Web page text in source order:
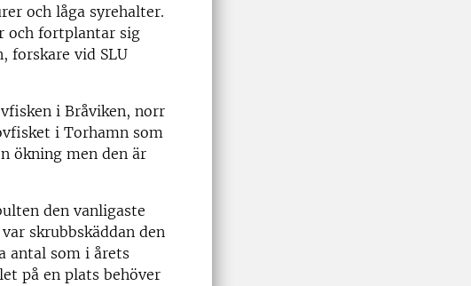
och låga syrehalter.
och fortplantar sig
forskare vid SLU
i Bråviken, norr
i Torhamn som
ökning men den är
den vanligaste
skrubbskäddan den
antal som i årets
på en plats behöver